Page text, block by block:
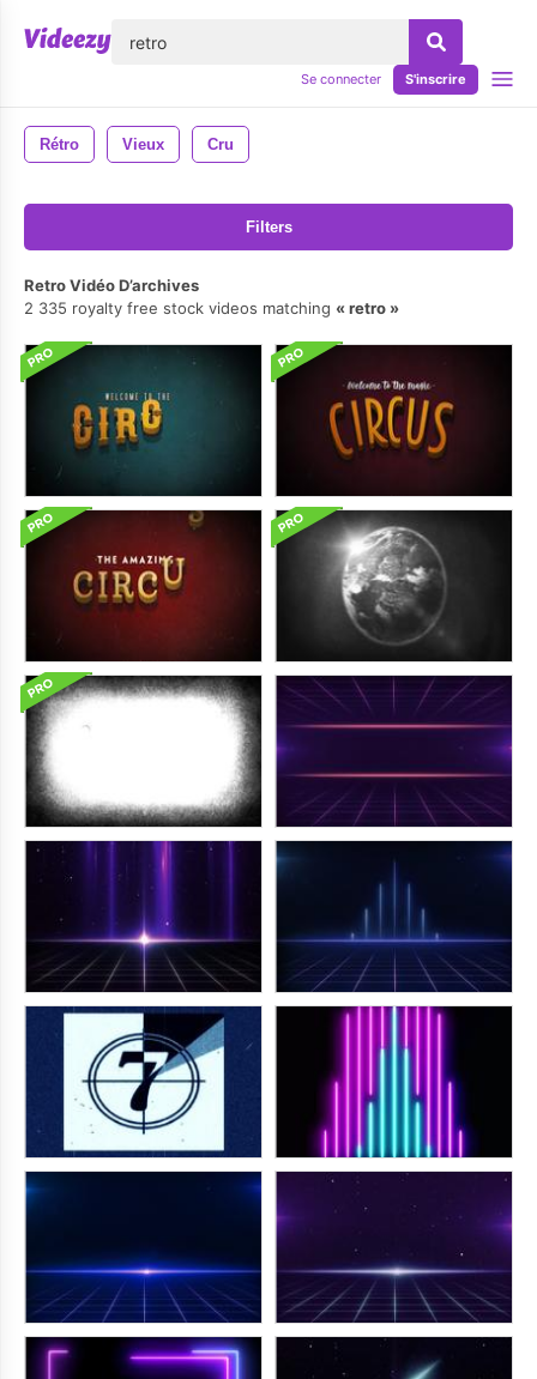
Se connecter S'inscrire
Rétro Vieux Cru
Filters
Retro Vidéo D’archives
2 335 royalty free stock videos matching
retro